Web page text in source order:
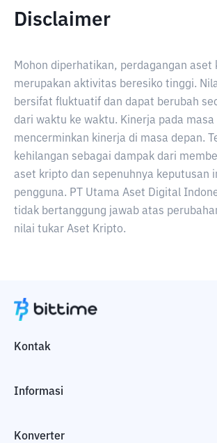
Disclaimer
Mohon diperhatikan, perdagangan aset
merupakan aktivitas beresiko tinggi.
bersifat fluktuatif dan dapat berubah
dari waktu ke waktu. Kinerja pada
mencerminkan kinerja di masa depan.
kehilangan sebagai dampak dari
aset kripto dan sepenuhnya keputusan
pengguna. PT Utama Aset Digital
tidak bertanggung jawab atas
nilai tukar Aset Kripto.
Kontak
Informasi
Konverter